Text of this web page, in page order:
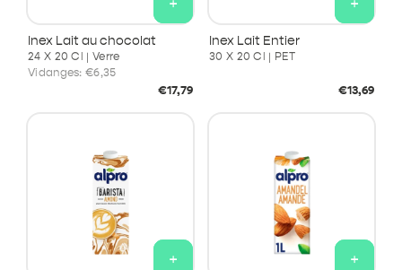
Inex Lait au chocolat
24 X 20 Cl | Verre
Vidanges: €6,35
Prix
€17,79
Inex Lait Entier
30 X 20 Cl | PET
Prix
€13,69
+ +